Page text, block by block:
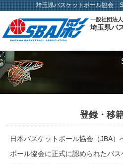
埼玉県バスケットボール協会
一般社団法人
埼玉県バ
登録・移
日本バスケットボール協会（JBA）
ボール協会に正式に認められたバ